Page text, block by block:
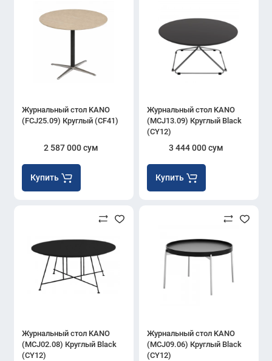
Журнальный стол KANO
(FCJ25.09) Круглый (CF41)
2 587 000 сум
Купить
Журнальный стол KANO
(MCJ13.09) Круглый Black
(CY12)
3 444 000 сум
Купить
Журнальный стол KANO
(MCJ02.08) Круглый Black
(CY12)
Журнальный стол KANO
(MCJ09.06) Круглый Black
(CY12)